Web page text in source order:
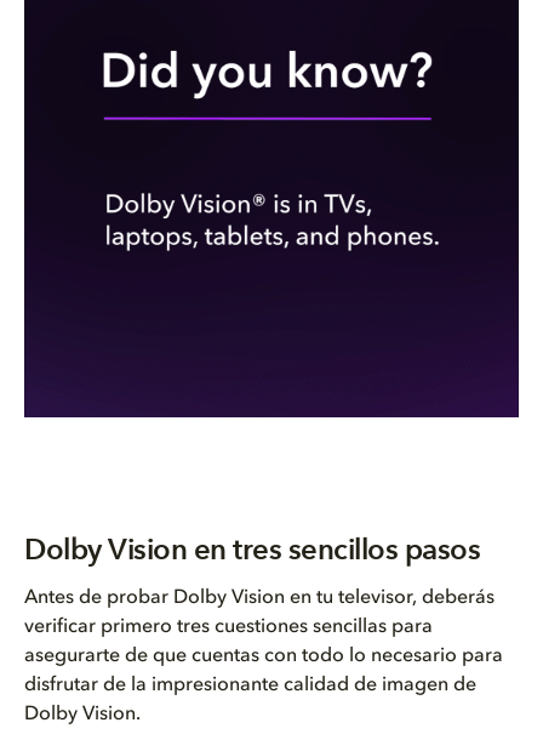
Dolby Vision en tres sencillos pasos
Antes de probar Dolby Vision en tu televisor, deberás
verificar primero tres cuestiones sencillas para
asegurarte de que cuentas con todo lo necesario para
disfrutar de la impresionante calidad de imagen de
Dolby Vision.